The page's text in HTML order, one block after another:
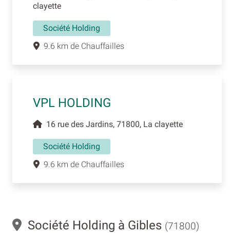
clayette
Société Holding
9.6 km de Chauffailles
VPL HOLDING
16 rue des Jardins, 71800, La clayette
Société Holding
9.6 km de Chauffailles
Société Holding à Gibles (71800)